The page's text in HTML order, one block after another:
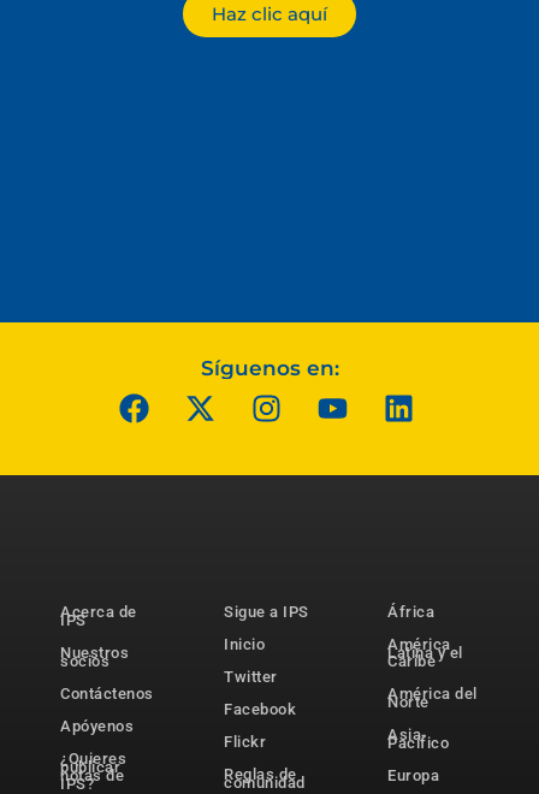
Haz clic aquí
Síguenos en:
Acerca de
IPS
Nuestros
socios
Contáctenos
Apóyenos
¿Quieres
publicar
notas de
IPS?
Sigue a IPS
Inicio
Twitter
Facebook
Flickr
Reglas de
comunidad
África
América
Latina y el
Caribe
América del
Norte
Asia-
Pacífico
Europa